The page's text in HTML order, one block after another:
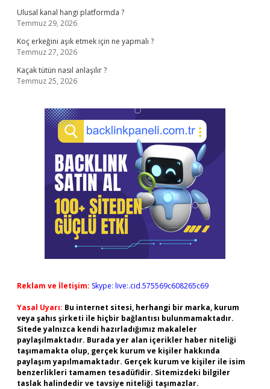
Ulusal kanal hangi platformda ?
Temmuz 29, 2026
Koç erkeğini aşık etmek için ne yapmalı ?
Temmuz 27, 2026
Kaçak tütün nasıl anlaşılır ?
Temmuz 25, 2026
Reklam ve İletişim: Skype: live:.cid.575569c608265c69
Yasal Uyarı: Bu internet sitesi, herhangi bir marka, kurum
veya şahıs şirketi ile hiçbir bağlantısı bulunmamaktadır.
Sitede yalnızca kendi hazırladığımız makaleler
paylaşılmaktadır. Burada yer alan içerikler haber niteliği
taşımamakta olup, gerçek kurum ve kişiler hakkında
paylaşım yapılmamaktadır. Gerçek kurum ve kişiler ile isim
benzerlikleri tamamen tesadüfidir. Sitemizdeki bilgiler
taslak halindedir ve tavsiye niteliği taşımazlar.